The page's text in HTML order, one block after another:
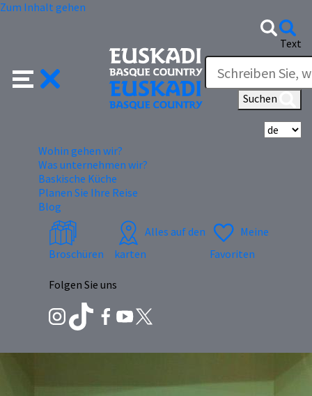
Zum Inhalt gehen
Text
Suchen
Wohin gehen wir?
Was unternehmen wir?
Baskische Küche
Planen Sie Ihre Reise
Blog
Broschüren
Alles auf den
karten
Meine
Favoriten
Folgen Sie uns